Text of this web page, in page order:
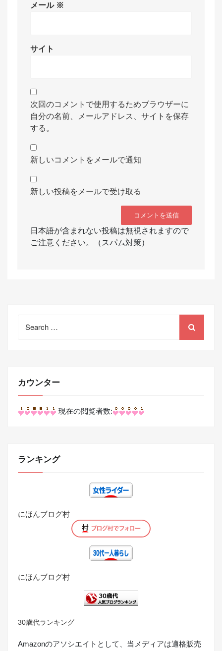
メール ※
サイト
次回のコメントで使用するためブラウザーに
自分の名前、メールアドレス、サイトを保存
する。
新しいコメントをメールで通知
新しい投稿をメールで受け取る
日本語が含まれない投稿は無視されますので
ご注意ください。（スパム対策）
for:
カウンター
現在の閲覧者数:
ランキング
にほんブログ村
にほんブログ村
30歳代ランキング
Amazonのアソシエイトとして、当メディアは適格販売